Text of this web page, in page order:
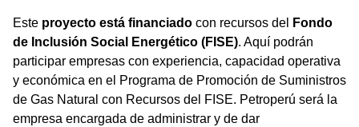
Este proyecto está financiado con recursos del
Fondo
de Inclusión Social Energético (FISE). Aquí podrán
participar empresas con experiencia, capacidad operativa
y económica en el Programa de Promoción de Suministros
de Gas Natural con Recursos del FISE. Petroperú será la
empresa encargada de administrar y de dar